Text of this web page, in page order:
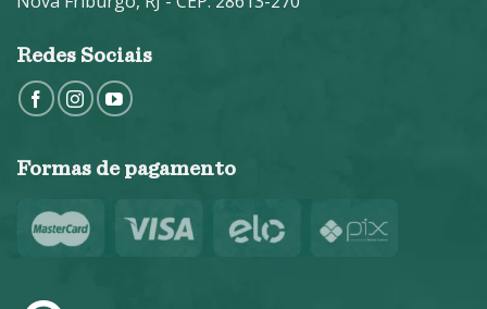
Redes Sociais
Formas de pagamento